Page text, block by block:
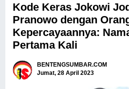
Kode Keras Jokowi
Pranowo dengan
Kepercayaannya:
Pertama Kali
BENTENGSUMBAR.COM
Jumat, 28 April 2023